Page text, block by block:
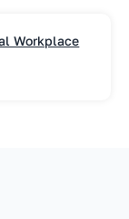
Workplace